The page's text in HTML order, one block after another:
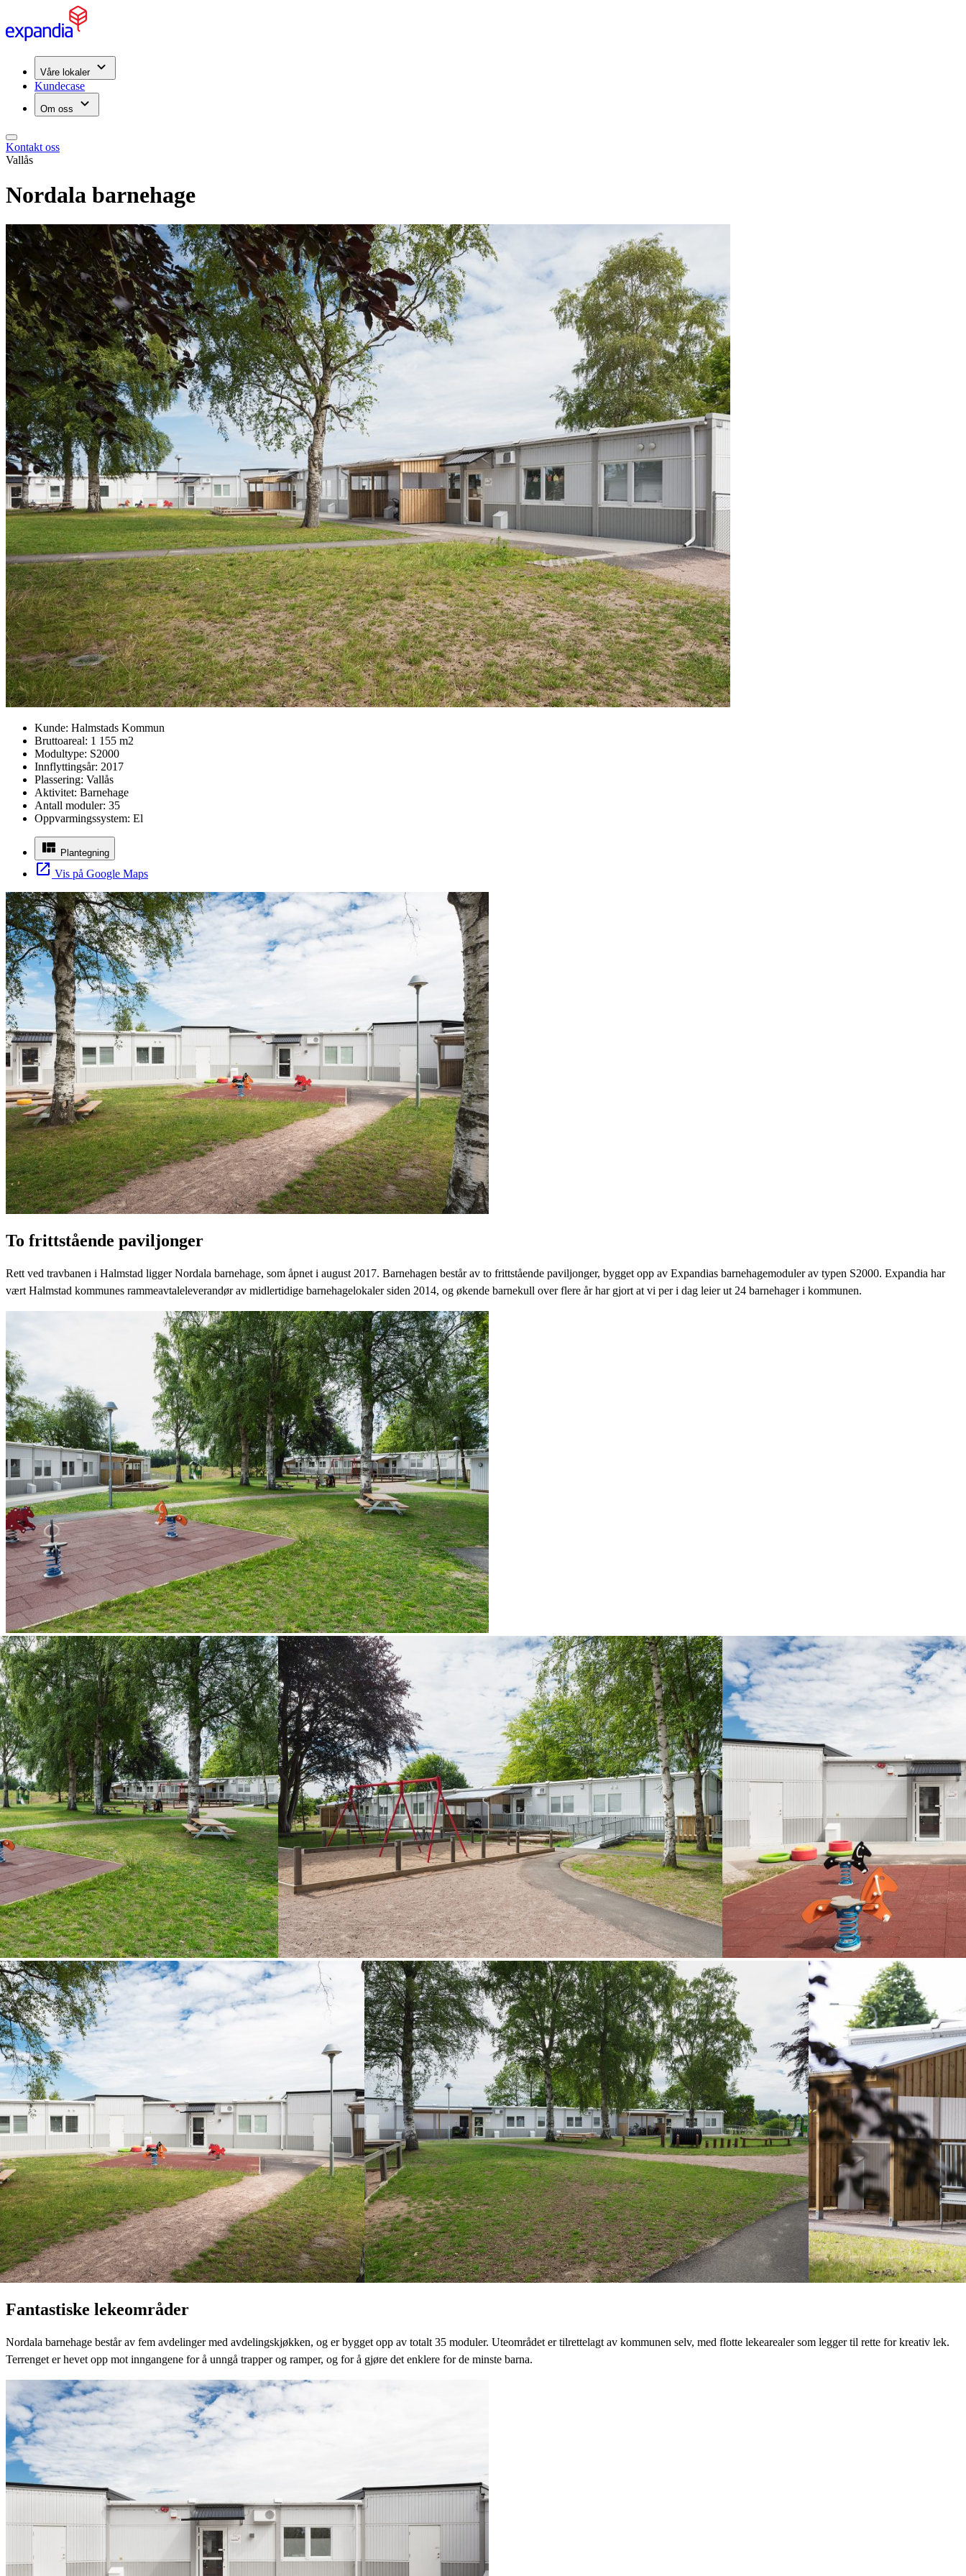
Våre lokaler
Kundecase
Om oss
Kontakt oss
Vallås
Nordala barnehage
Kunde: Halmstads Kommun
Bruttoareal: 1 155 m2
Modultype: S2000
Innflyttingsår: 2017
Plassering: Vallås
Aktivitet: Barnehage
Antall moduler: 35
Oppvarmingssystem: El
Plantegning
Vis på Google Maps
To frittstående paviljonger
Rett ved travbanen i Halmstad ligger Nordala barnehage, som åpnet i august 2017. Barnehagen består av to frittstående paviljonger, bygget opp av Expandias barnehagemoduler av typen S2000. Expandia har
vært Halmstad kommunes rammeavtaleleverandør av midlertidige barnehagelokaler siden 2014, og økende barnekull over flere år har gjort at vi per i dag leier ut 24 barnehager i kommunen.
Fantastiske lekeområder
Nordala barnehage består av fem avdelinger med avdelingskjøkken, og er bygget opp av totalt 35 moduler. Uteområdet er tilrettelagt av kommunen selv, med flotte lekearealer som legger til rette for kreativ lek.
Terrenget er hevet opp mot inngangene for å unngå trapper og ramper, og for å gjøre det enklere for de minste barna.